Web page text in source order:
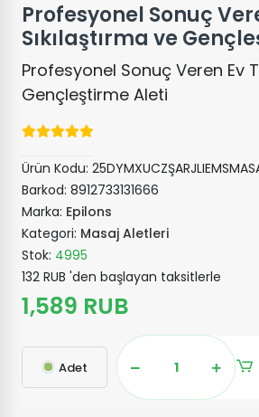
Profesyonel Sonuç
Sıkılaştırma ve
Profesyonel Sonuç Veren Ev
Gençleştirme Aleti
Ürün Kodu:
Barkod:8912733131666
Marka: Epilons
Kategori: Masaj Aletleri
Stok: 4995
132 RUB 'den başlayan taksitlerle
1,589 RUB
Adet